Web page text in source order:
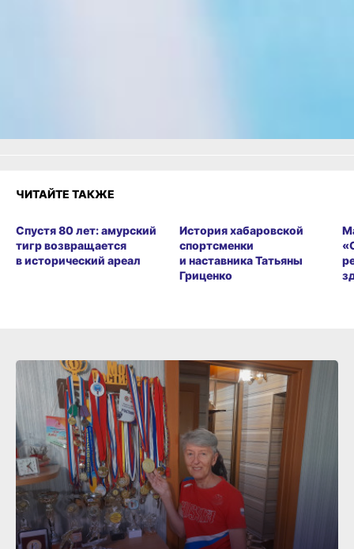
ЧИТАЙТЕ ТАКЖЕ
Спустя 80 лет: амурский
тигр возвращается
в исторический ареал
История хабаровской
спортсменки
и наставника Татьяны
Гриценко